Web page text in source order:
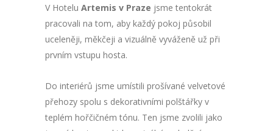
V Hotelu Artemis v Praze jsme tentokrát
pracovali na tom, aby každý pokoj působil
uceleněji, měkčeji a vizuálně vyváženě už při
prvním vstupu hosta.
Do interiérů jsme umístili prošívané velvetové
přehozy spolu s dekorativními polštářky v
teplém hořčičném tónu. Ten jsme zvolili jako